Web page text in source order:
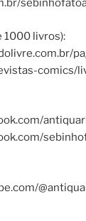
1000 livros):
comics/